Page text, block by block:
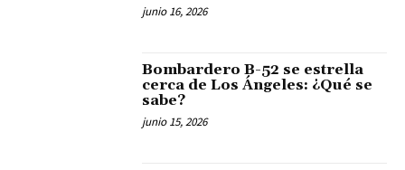
junio 16, 2026
Bombardero B-52 se estrella
cerca de Los Ángeles: ¿Qué se
sabe?
junio 15, 2026